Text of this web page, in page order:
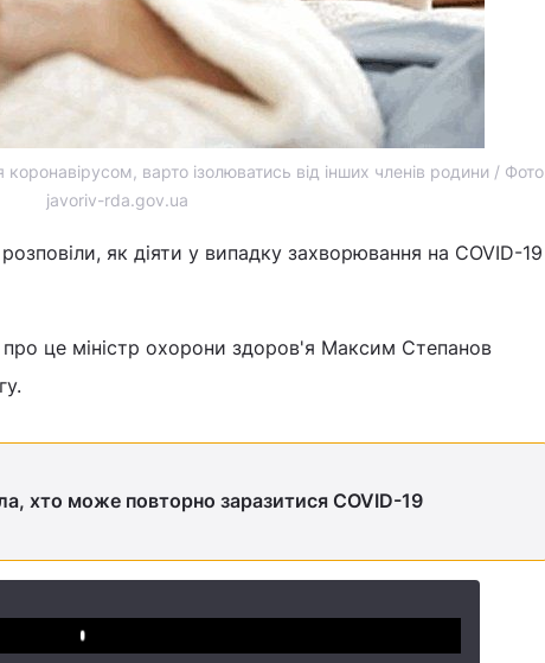
варто ізолюватись від інших членів родини / Фото
javoriv-rda.gov.ua
як діяти у випадку захворювання на COVID-19
це міністр охорони здоров'я Максим Степанов
хто може повторно заразитися COVID-19
Play